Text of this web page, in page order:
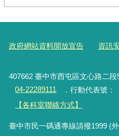
政府網站資料開放宣告 資訊
407662 臺中市西屯區文心路二段
04-22289111
．行動代表號：
【各科室聯絡方式】
臺中市民一碼通專線請撥1999 (